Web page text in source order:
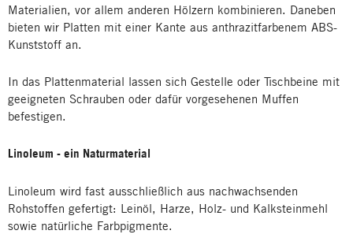
Materialien, vor allem anderen Hölzern kombinieren. Daneben
bieten wir Platten mit einer Kante aus anthrazitfarbenem ABS-
Kunststoff an.
In das Plattenmaterial lassen sich Gestelle oder Tischbeine mit
geeigneten Schrauben oder dafür vorgesehenen Muffen
befestigen.
Linoleum - ein Naturmaterial
Linoleum wird fast ausschließlich aus nachwachsenden
Rohstoffen gefertigt: Leinöl, Harze, Holz- und Kalksteinmehl
sowie natürliche Farbpigmente.